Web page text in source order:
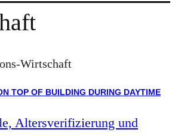
Wirtschaft
Altersverifizierung und